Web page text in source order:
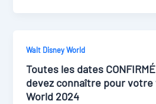
Walt Disney World
Toutes les dates
devez connaître pour votre
World 2024